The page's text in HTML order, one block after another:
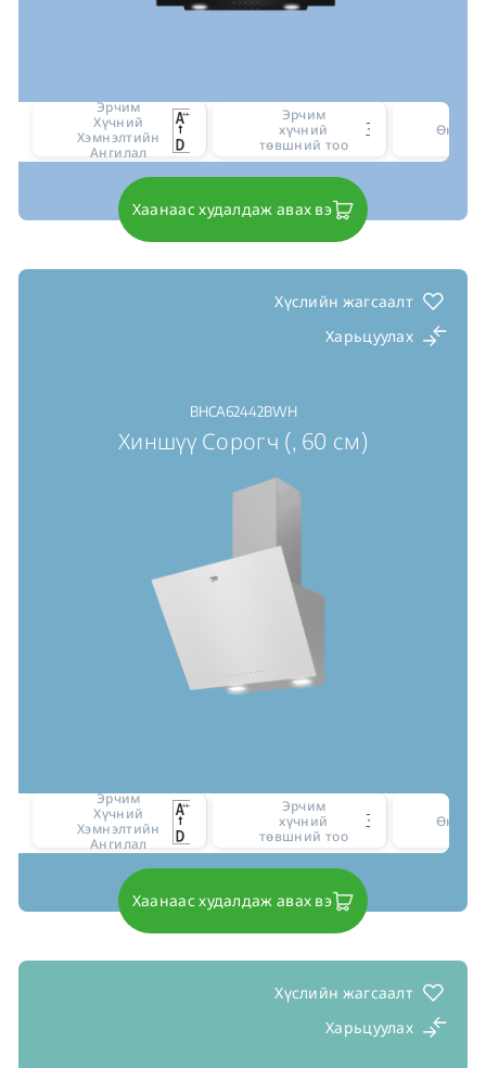
Эрчим
Хүчний
Хэмнэлтийн
Ангилал
Эрчим
хүчний
төвшний тоо
Өнгө
Хаанаас худалдаж авах вэ
Хүслийн жагсаалт
Харьцуулах
BHCA62442BWH
Хиншүү Сорогч (, 60 см)
Эрчим
Хүчний
Хэмнэлтийн
Ангилал
Эрчим
хүчний
төвшний тоо
Өнгө
Хаанаас худалдаж авах вэ
Хүслийн жагсаалт
Харьцуулах